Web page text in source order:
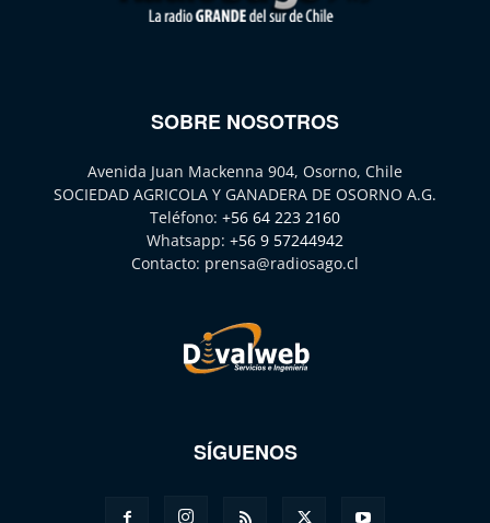
SOBRE NOSOTROS
Avenida Juan Mackenna 904, Osorno, Chile
SOCIEDAD AGRICOLA Y GANADERA DE OSORNO A.G.
Teléfono: +56 64 223 2160
Whatsapp: +56 9 57244942
Contacto: prensa@radiosago.cl
SÍGUENOS